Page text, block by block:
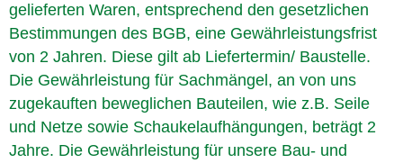
gelieferten Waren, entsprechend den gesetzlichen
Bestimmungen des BGB, eine Gewährleistungsfrist
von 2 Jahren. Diese gilt ab Liefertermin/ Baustelle.
Die Gewährleistung für Sachmängel, an von uns
zugekauften beweglichen Bauteilen, wie z.B. Seile
und Netze sowie Schaukelaufhängungen, beträgt 2
Jahre. Die Gewährleistung für unsere Bau- und